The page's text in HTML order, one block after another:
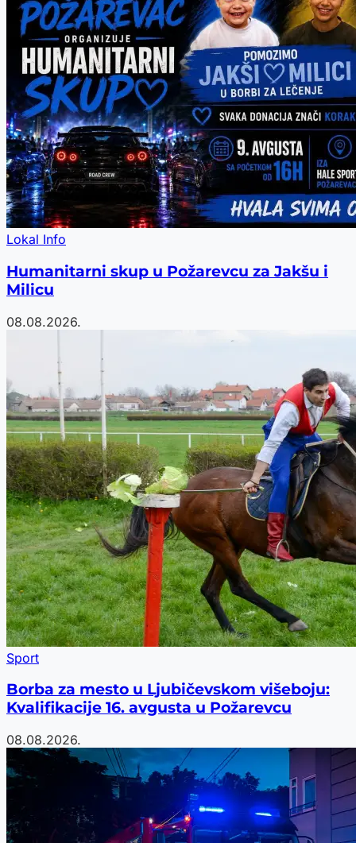
Lokal Info
Humanitarni skup u Požarevcu za Jakšu i
Milicu
08.08.2026.
Sport
Borba za mesto u Ljubičevskom višeboju:
Kvalifikacije 16. avgusta u Požarevcu
08.08.2026.